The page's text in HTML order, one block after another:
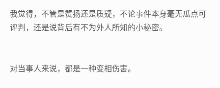
我觉得，不管是赞扬还是质疑，不论事件本身毫无瓜点可
评判，还是说背后有不为外人所知的小秘密。
对当事人来说，都是一种变相伤害。